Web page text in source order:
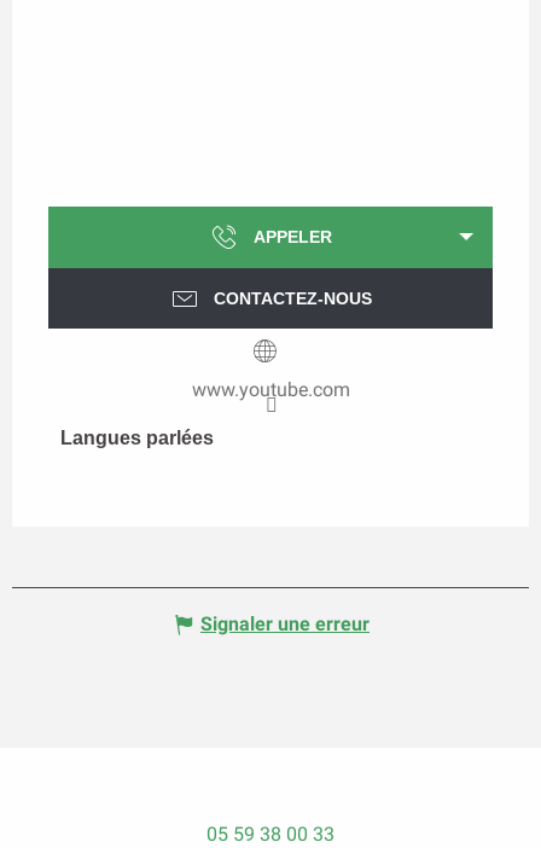
APPELER
CONTACTEZ-NOUS
www.youtube.com
Langues parlées
Langues parlées
Signaler une erreur
05 59 38 00 33